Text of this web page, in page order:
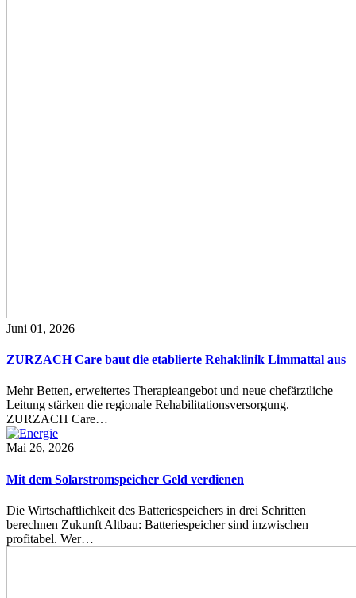
Juni 01, 2026
ZURZACH Care baut die etablierte Rehaklinik Limmattal aus
Mehr Betten, erweitertes Therapieangebot und neue chefärztliche
Leitung stärken die regionale Rehabilitationsversorgung.
ZURZACH Care…
Mai 26, 2026
Mit dem Solarstromspeicher Geld verdienen
Die Wirtschaftlichkeit des Batteriespeichers in drei Schritten
berechnen Zukunft Altbau: Batteriespeicher sind inzwischen
profitabel. Wer…